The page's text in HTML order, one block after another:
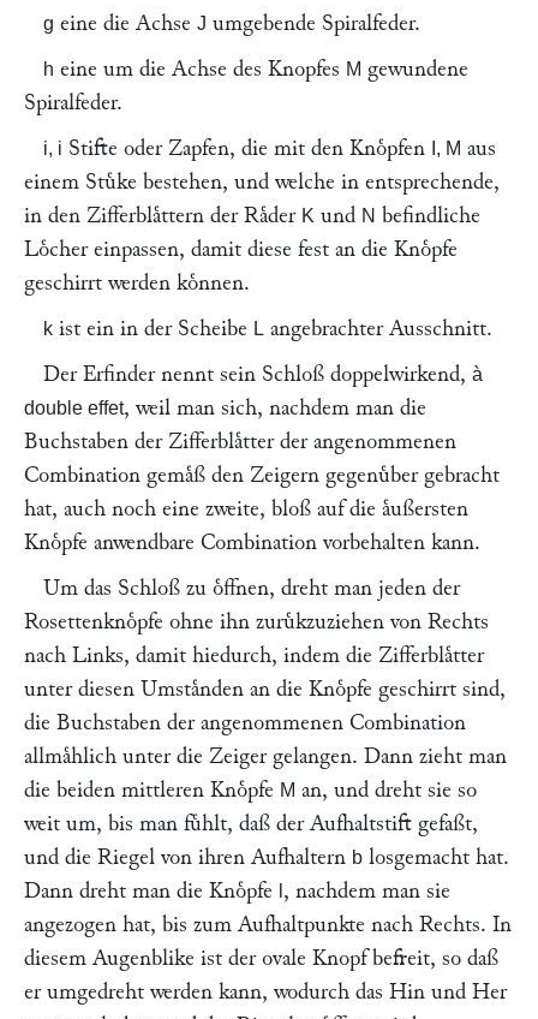
g eine die Achse J umgebende Spiralfeder.
h eine um die Achse des Knopfes M gewundene
Spiralfeder.
i, i Stifte oder Zapfen, die mit den Knoͤpfen I, M aus
einem Stuͤke bestehen, und welche in entsprechende,
in den Zifferblaͤttern der Raͤder K und N befindliche
Loͤcher einpassen, damit diese fest an die Knoͤpfe
geschirrt werden koͤnnen.
k ist ein in der Scheibe L angebrachter Ausschnitt.
Der Erfinder nennt sein Schloß doppelwirkend, à
double effet, weil man sich, nachdem man die
Buchstaben der Zifferblaͤtter der angenommenen
Combination gemaͤß den Zeigern gegenuͤber gebracht
hat, auch noch eine zweite, bloß auf die aͤußersten
Knoͤpfe anwendbare Combination vorbehalten kann.
Um das Schloß zu oͤffnen, dreht man jeden der
Rosettenknoͤpfe ohne ihn zuruͤkzuziehen von Rechts
nach Links, damit hiedurch, indem die Zifferblaͤtter
unter diesen Umstaͤnden an die Knoͤpfe geschirrt sind,
die Buchstaben der angenommenen Combination
allmaͤhlich unter die Zeiger gelangen. Dann zieht man
die beiden mittleren Knoͤpfe M an, und dreht sie so
weit um, bis man fuͤhlt, daß der Aufhaltstift gefaßt,
und die Riegel von ihren Aufhaltern b losgemacht hat.
Dann dreht man die Knoͤpfe , nachdem man sie
angezogen hat, bis zum Aufhaltpunkte nach Rechts. In
diesem Augenblike ist der ovale Knopf befreit, so daß
er umgedreht werden kann, wodurch das Hin und Her